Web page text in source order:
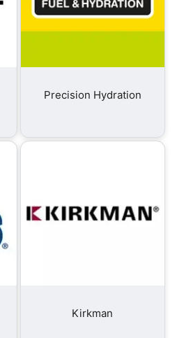
Precision Hydration
Kirkman